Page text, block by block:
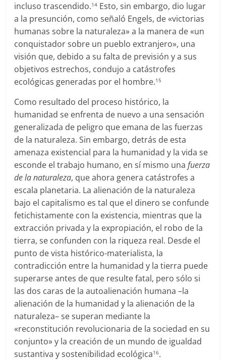
incluso trascendido.14 Esto, sin embargo, dio lugar
a la presunción, como señaló Engels, de «victorias
humanas sobre la naturaleza» a la manera de «un
conquistador sobre un pueblo extranjero», una
visión que, debido a su falta de previsión y a sus
objetivos estrechos, condujo a catástrofes
ecológicas generadas por el hombre.15
Como resultado del proceso histórico, la
humanidad se enfrenta de nuevo a una sensación
generalizada de peligro que emana de las fuerzas
de la naturaleza. Sin embargo, detrás de esta
amenaza existencial para la humanidad y la vida se
esconde el trabajo humano, en sí mismo unafuerza
de la naturaleza, que ahora genera catástrofes a
escala planetaria. La alienación de la naturaleza
bajo el capitalismo es tal que el dinero se confunde
fetichistamente con la existencia, mientras que la
extracción privada y la expropiación, el robo de la
tierra, se confunden con la riqueza real. Desde el
punto de vista histórico-materialista, la
contradicción entre la humanidad y la tierra puede
superarse antes de que resulte fatal, pero sólo si
las dos caras de la autoalienación humana –la
alienación de la humanidad y la alienación de la
naturaleza– se superan mediante la
«reconstitución revolucionaria de la sociedad en su
conjunto» y la creación de un mundo de igualdad
sustantiva y sostenibilidad ecológica16.